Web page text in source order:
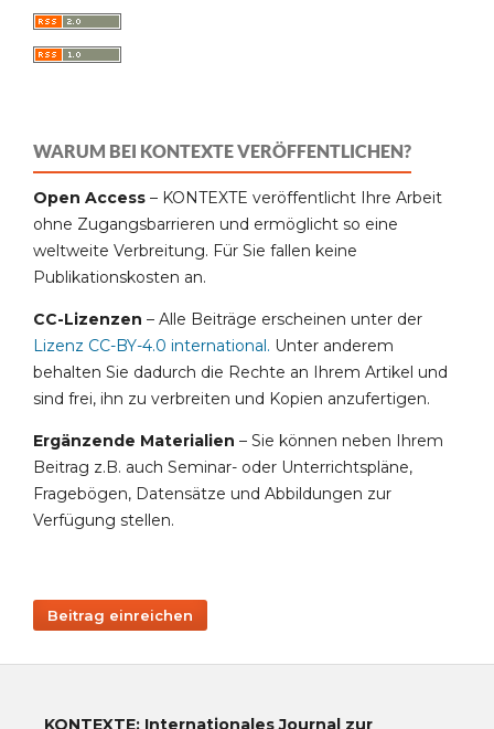
WARUM BEI KONTEXTE VERÖFFENTLICHEN?
Open Access – KONTEXTE veröffentlicht Ihre Arbeit
ohne Zugangsbarrieren und ermöglicht so eine
weltweite Verbreitung. Für Sie fallen keine
Publikationskosten an.
CC-Lizenzen – Alle Beiträge erscheinen unter der
Lizenz CC-BY-4.0 international. Unter anderem
behalten Sie dadurch die Rechte an Ihrem Artikel und
sind frei, ihn zu verbreiten und Kopien anzufertigen.
Ergänzende Materialien – Sie können neben Ihrem
Beitrag z.B. auch Seminar- oder Unterrichtspläne,
Fragebögen, Datensätze und Abbildungen zur
Verfügung stellen.
Beitrag einreichen
KONTEXTE: Internationales Journal zur